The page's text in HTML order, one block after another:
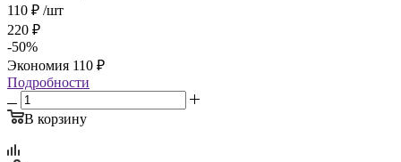
110 ₽ /шт
220 ₽
-50%
Экономия 110 ₽
Подробности
В корзину